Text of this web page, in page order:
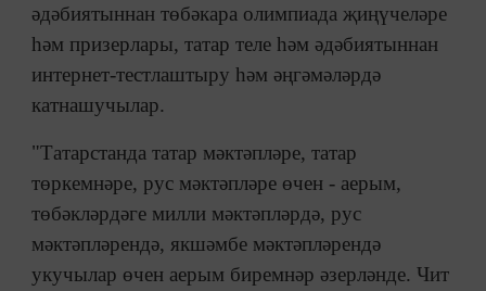
әдәбиятыннан төбәкара олимпиада җиңүчеләре
һәм призерлары, татар теле һәм әдәбиятыннан
интернет-тестлаштыру һәм әңгәмәләрдә
катнашучылар.
"Татарстанда татар мәктәпләре, татар
төркемнәре, рус мәктәпләре өчен - аерым,
төбәкләрдәге милли мәктәпләрдә, рус
мәктәпләрендә, якшәмбе мәктәпләрендә
укучылар өчен аерым биремнәр әзерләнде. Чит